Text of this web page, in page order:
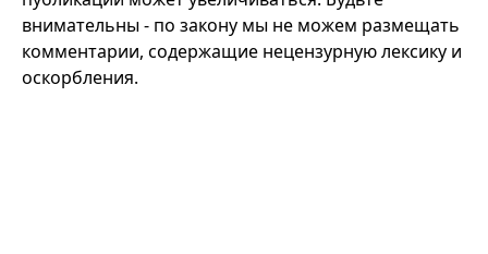
внимательны - по закону мы не можем размещать
комментарии, содержащие нецензурную лексику и
оскорбления.